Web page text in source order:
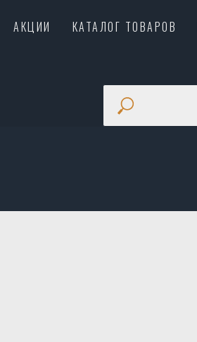
АКЦИИ КАТАЛОГ ТОВАРОВ